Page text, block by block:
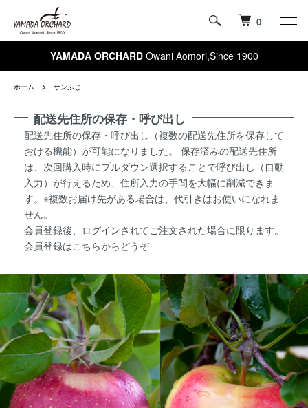
0
YAMADA ORCHARDOwani Aomori,Since 1900
ホーム サンふじ
配送先住所の保存・呼び出し
配送先住所の保存・呼び出し（複数の配送先住所を保存して
おける機能）が可能になりました。 保存済みの配送先住所
は、次回購入時にプルダウン選択することで呼び出し（自動
入力）が行えるため、住所入力の手間を大幅に削減できま
す。※複数お届け先がある場合は、代引きはお使いになれま
せん。
会員登録後、ログインされてご注文された場合に限ります。
会員登録はこちらからどうぞ